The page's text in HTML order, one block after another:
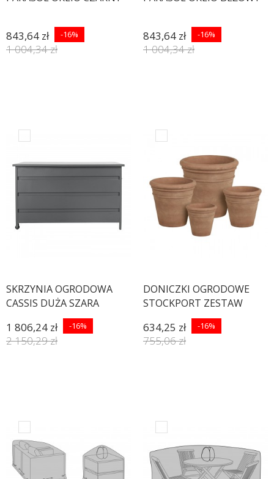
843,64 zł -16%
1 004,34 zł
843,64 zł -16%
1 004,34 zł
SKRZYNIA OGRODOWA
CASSIS DUŻA SZARA
1 806,24 zł -16%
2 150,29 zł
DONICZKI OGRODOWE
STOCKPORT ZESTAW
634,25 zł -16%
755,06 zł